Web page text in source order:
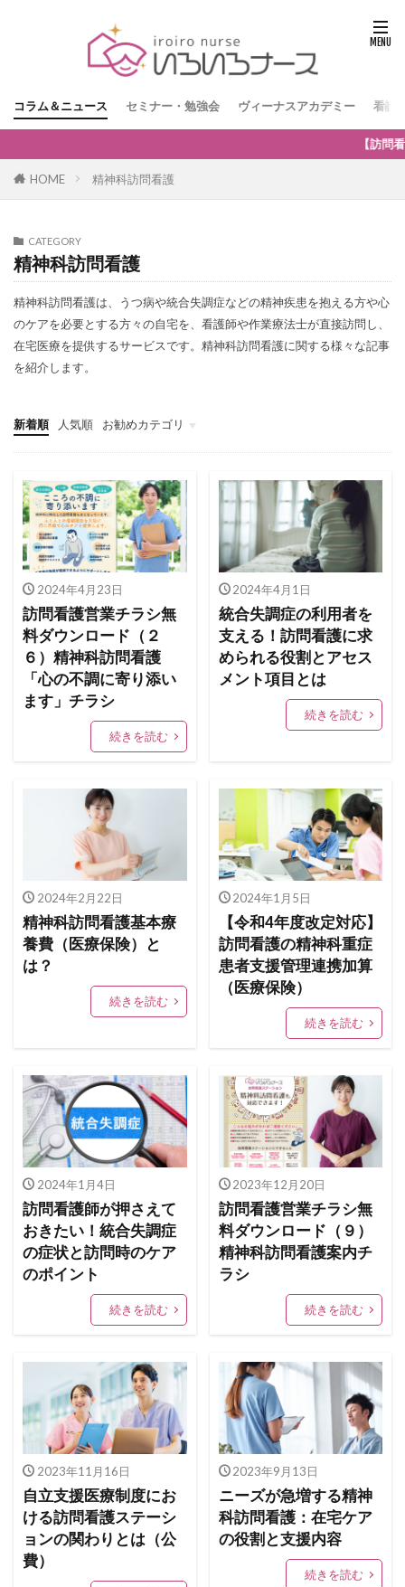
コラム＆ニュース セミナー・勉強会 ヴィーナスアカデミー 看護
【訪問看護経営者限定】
HOME 精神科訪問看護
CATEGORY
精神科訪問看護
精神科訪問看護は、うつ病や統合失調症などの精神疾患を抱える方や心
のケアを必要とする方々の自宅を、看護師や作業療法士が直接訪問し、
在宅医療を提供するサービスです。精神科訪問看護に関する様々な記事
を紹介します。
新着順 人気順 お勧めカテゴリ
看護師独立インタビュー
看護師の独立起業
訪問看護師のマネジメント
訪問看護師の採用
訪問看護とナーシングホーム
2024年4月23日
訪問看護営業チラシ無
料ダウンロード（２
６）精神科訪問看護
「心の不調に寄り添い
ます」チラシ
続きを読む
2024年4月1日
統合失調症の利用者を
支える！訪問看護に求
められる役割とアセス
メント項目とは
続きを読む
2024年2月22日
精神科訪問看護基本療
養費（医療保険）と
は？
続きを読む
2024年1月5日
【令和4年度改定対応】
訪問看護の精神科重症
患者支援管理連携加算
（医療保険）
続きを読む
2024年1月4日
訪問看護師が押さえて
おきたい！統合失調症
の症状と訪問時のケア
のポイント
続きを読む
2023年12月20日
訪問看護営業チラシ無
料ダウンロード（９）
精神科訪問看護案内チ
ラシ
続きを読む
2023年11月16日
自立支援医療制度にお
ける訪問看護ステーシ
ョンの関わりとは（公
費）
2023年9月13日
ニーズが急増する精神
科訪問看護：在宅ケア
の役割と支援内容
続きを読む